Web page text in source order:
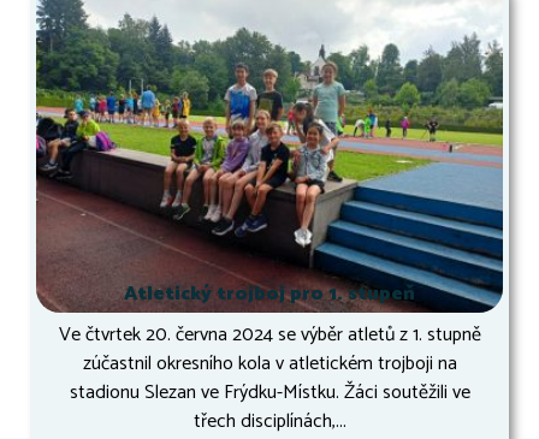
Atletický trojboj pro 1. stupeň
Ve čtvrtek 20. června 2024 se výběr atletů z 1. stupně
zúčastnil okresního kola v atletickém trojboji na
stadionu Slezan ve Frýdku-Místku. Žáci soutěžili ve
třech disciplínách,...